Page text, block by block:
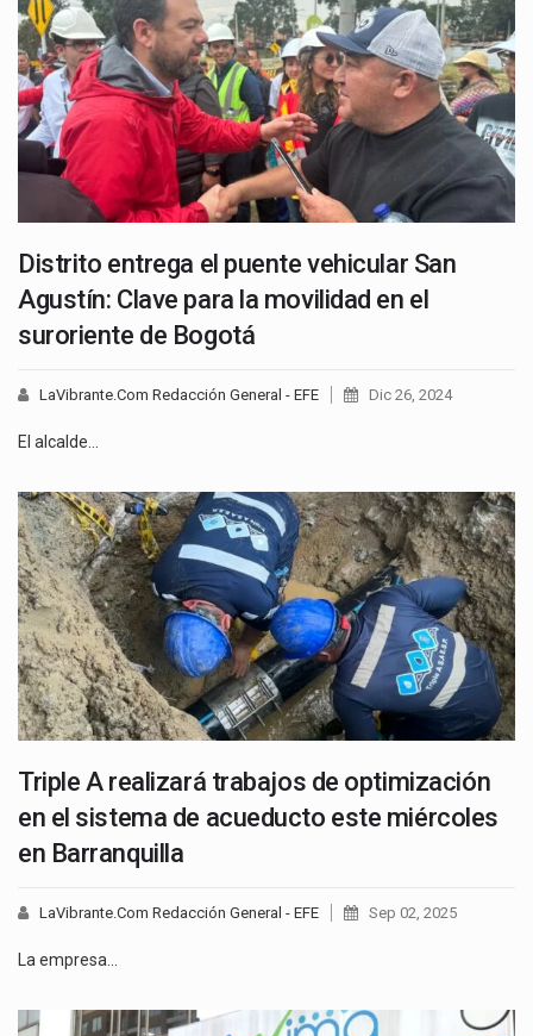
Distrito entrega el puente vehicular San
Agustín: Clave para la movilidad en el
suroriente de Bogotá
LaVibrante.Com Redacción General - EFE Dic 26, 2024
El alcalde…
Triple A realizará trabajos de optimización
en el sistema de acueducto este miércoles
en Barranquilla
LaVibrante.Com Redacción General - EFE Sep 02, 2025
La empresa…